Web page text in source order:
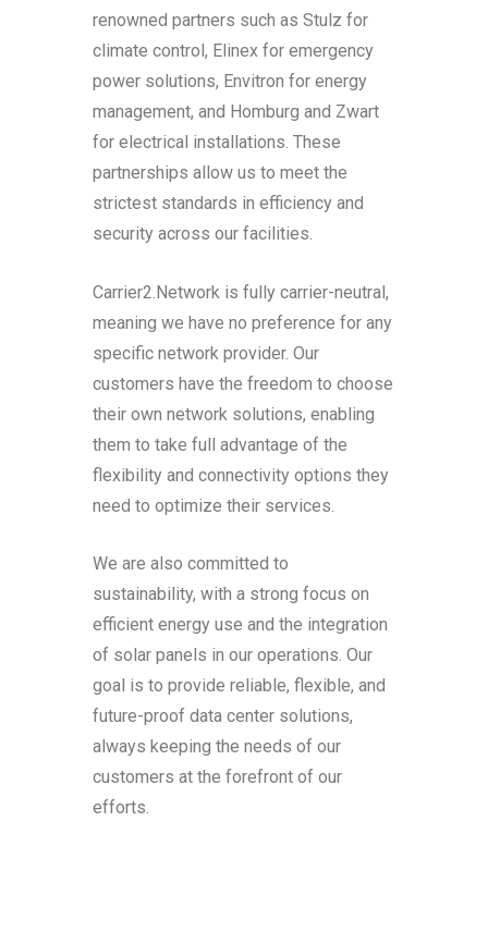
renowned partners such as Stulz for
climate control, Elinex for emergency
power solutions, Envitron for energy
management, and Homburg and Zwart
for electrical installations. These
partnerships allow us to meet the
strictest standards in efficiency and
security across our facilities.
Carrier2.Network is fully carrier-neutral,
meaning we have no preference for any
specific network provider. Our
customers have the freedom to choose
their own network solutions, enabling
them to take full advantage of the
flexibility and connectivity options they
need to optimize their services.
We are also committed to
sustainability, with a strong focus on
efficient energy use and the integration
of solar panels in our operations. Our
goal is to provide reliable, flexible, and
future-proof data center solutions,
always keeping the needs of our
customers at the forefront of our
efforts.